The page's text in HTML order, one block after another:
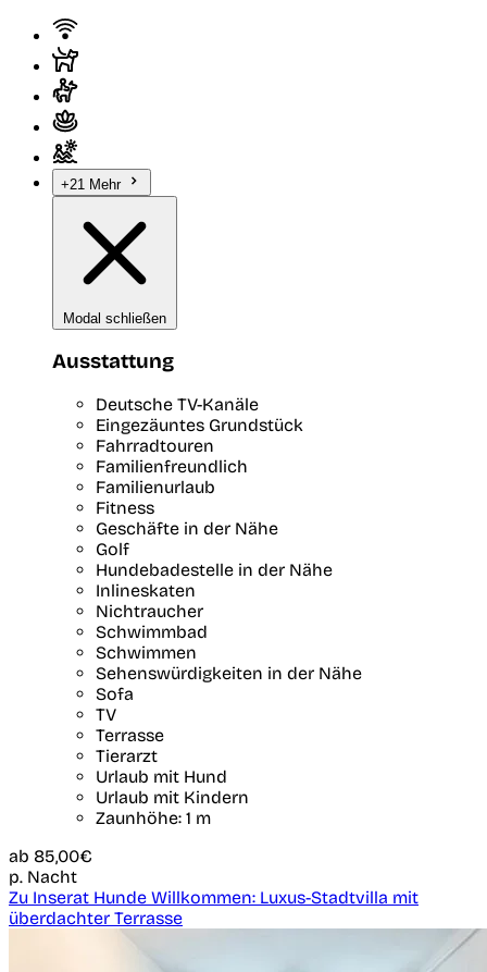
+21 Mehr
Modal schließen
Ausstattung
Deutsche TV-Kanäle
Eingezäuntes Grundstück
Fahrradtouren
Familienfreundlich
Familienurlaub
Fitness
Geschäfte in der Nähe
Golf
Hundebadestelle in der Nähe
Inlineskaten
Nichtraucher
Schwimmbad
Schwimmen
Sehenswürdigkeiten in der Nähe
Sofa
TV
Terrasse
Tierarzt
Urlaub mit Hund
Urlaub mit Kindern
Zaunhöhe: 1 m
ab 85,00€
p. Nacht
Zu Inserat Hunde Willkommen: Luxus-Stadtvilla mit
überdachter Terrasse